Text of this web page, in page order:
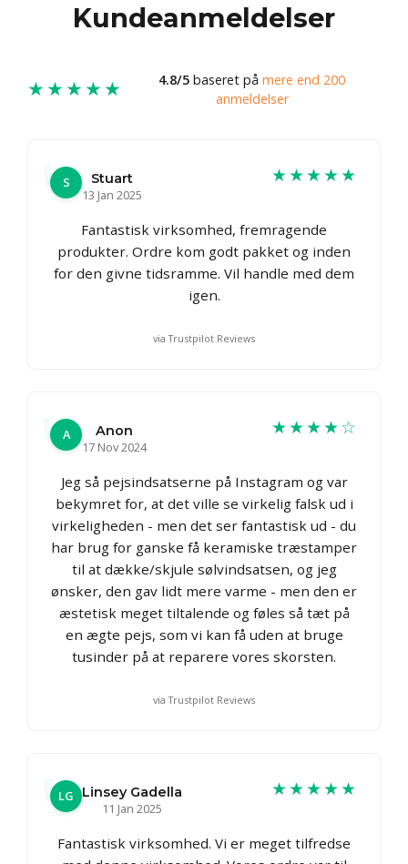
Kundeanmeldelser
★★★★★ 4.8/5 baseret på mere end 200
anmeldelser
S
Stuart
13 Jan 2025
★★★★★
Fantastisk virksomhed, fremragende
produkter. Ordre kom godt pakket og inden
for den givne tidsramme. Vil handle med dem
igen.
via Trustpilot Reviews
A
Anon
17 Nov 2024
★★★★☆
Jeg så pejsindsatserne på Instagram og var
bekymret for, at det ville se virkelig falsk ud i
virkeligheden - men det ser fantastisk ud - du
har brug for ganske få keramiske træstamper
til at dække/skjule sølvindsatsen, og jeg
ønsker, den gav lidt mere varme - men den er
æstetisk meget tiltalende og føles så tæt på
en ægte pejs, som vi kan få uden at bruge
tusinder på at reparere vores skorsten.
via Trustpilot Reviews
LG
Linsey Gadella
11 Jan 2025
★★★★★
Fantastisk virksomhed. Vi er meget tilfredse